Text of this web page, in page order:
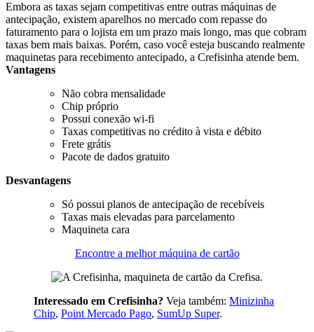
Embora as taxas sejam competitivas entre outras máquinas de
antecipação, existem aparelhos no mercado com repasse do
faturamento para o lojista em um prazo mais longo, mas que cobram
taxas bem mais baixas. Porém, caso você esteja buscando realmente
maquinetas para recebimento antecipado, a Crefisinha atende bem.
Vantagens
Não cobra mensalidade
Chip próprio
Possui conexão wi-fi
Taxas competitivas no crédito à vista e débito
Frete grátis
Pacote de dados gratuito
Desvantagens
Só possui planos de antecipação de recebíveis
Taxas mais elevadas para parcelamento
Maquineta cara
Encontre a melhor máquina de cartão
Interessado em Crefisinha? Veja também: Minizinha
Chip, Point Mercado Pago, SumUp Super.